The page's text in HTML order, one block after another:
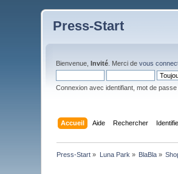
Press-Start
Bienvenue,Invité . Merci devous
Connexion avec identifiant, mot de
Accueil Aide Rechercher
Press-Start » Luna Park » BlaBla »